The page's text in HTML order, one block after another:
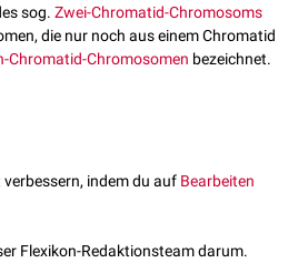
sog. Zwei-Chromatid-Chromosoms
die nur noch aus einem Chromatid
Chromatid-Chromosomen bezeichnet.
indem du auf Bearbeiten
Flexikon-Redaktionsteam darum.